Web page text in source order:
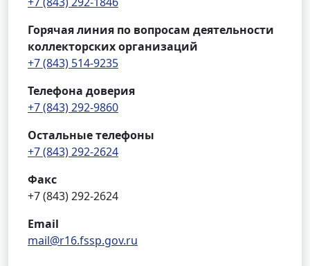
Горячая линия по вопросам деятельности
коллекторских организаций
+7 (843) 514-9235
Телефона доверия
+7 (843) 292-9860
Остальные телефоны
+7 (843) 292-2624
Факс
+7 (843) 292-2624
Email
mail@r16.fssp.gov.ru